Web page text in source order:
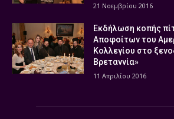
21 Νοεμβρίου 2016
Εκδήλωση κοπής
Αποφοίτων του
Κολλεγίου στο
Βρεταννία»
11 Απριλίου 2016